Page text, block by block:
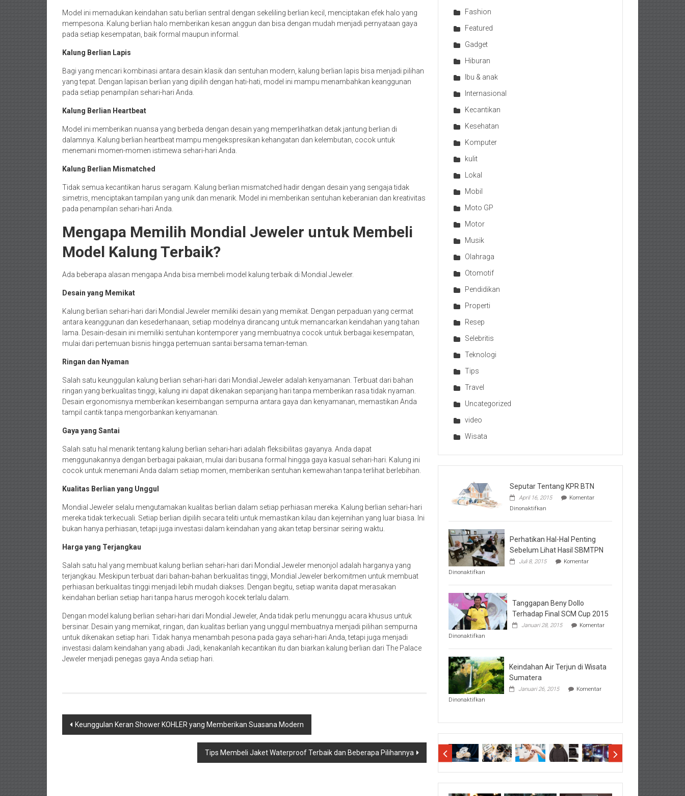
Model ini memadukan keindahan satu berlian sentral dengan sekeliling berlian kecil, menciptakan efek halo yang
mempesona. Kalung berlian halo memberikan kesan anggun dan bisa dengan mudah menjadi pernyataan gaya
pada setiap kesempatan, baik formal maupun informal.
Kalung Berlian Lapis
Bagi yang mencari kombinasi antara desain klasik dan sentuhan modern, kalung berlian lapis bisa menjadi pilihan
yang tepat. Dengan lapisan berlian yang dipilih dengan hati-hati, model ini mampu menambahkan keanggunan
pada setiap penampilan sehari-hari Anda.
Kalung Berlian Heartbeat
Model ini memberikan nuansa yang berbeda dengan desain yang memperlihatkan detak jantung berlian di
dalamnya. Kalung berlian heartbeat mampu mengekspresikan kehangatan dan kelembutan, cocok untuk
menemani momen-momen istimewa sehari-hari Anda.
Kalung Berlian Mismatched
Tidak semua kecantikan harus seragam. Kalung berlian mismatched hadir dengan desain yang sengaja tidak
simetris, menciptakan tampilan yang unik dan menarik. Model ini memberikan sentuhan keberanian dan kreativitas
pada penampilan sehari-hari Anda.
Mengapa Memilih Mondial Jeweler untuk Membeli
Model Kalung Terbaik?
Ada beberapa alasan mengapa Anda bisa membeli model kalung terbaik di Mondial Jeweler.
Desain yang Memikat
Kalung berlian sehari-hari dari Mondial Jeweler memiliki desain yang memikat. Dengan perpaduan yang cermat
antara keanggunan dan kesederhanaan, setiap modelnya dirancang untuk memancarkan keindahan yang tahan
lama. Desain-desain ini memiliki sentuhan kontemporer yang membuatnya cocok untuk berbagai kesempatan,
mulai dari pertemuan bisnis hingga pertemuan santai bersama teman-teman.
Ringan dan Nyaman
Salah satu keunggulan kalung berlian sehari-hari dari Mondial Jeweler adalah kenyamanan. Terbuat dari bahan
ringan yang berkualitas tinggi, kalung ini dapat dikenakan sepanjang hari tanpa memberikan rasa tidak nyaman.
Desain ergonomisnya memberikan keseimbangan sempurna antara gaya dan kenyamanan, memastikan Anda
tampil cantik tanpa mengorbankan kenyamanan.
Gaya yang Santai
Salah satu hal menarik tentang kalung berlian sehari-hari adalah fleksibilitas gayanya. Anda dapat
menggunakannya dengan berbagai pakaian, mulai dari busana formal hingga gaya kasual sehari-hari. Kalung ini
cocok untuk menemani Anda dalam setiap momen, memberikan sentuhan kemewahan tanpa terlihat berlebihan.
Kualitas Berlian yang Unggul
Mondial Jeweler selalu mengutamakan kualitas berlian dalam setiap perhiasan mereka. Kalung berlian sehari-hari
mereka tidak terkecuali. Setiap berlian dipilih secara teliti untuk memastikan kilau dan kejernihan yang luar biasa. Ini
bukan hanya perhiasan, tetapi juga investasi dalam keindahan yang akan tetap bersinar seiring waktu.
Harga yang Terjangkau
Salah satu hal yang membuat kalung berlian sehari-hari dari Mondial Jeweler menonjol adalah harganya yang
terjangkau. Meskipun terbuat dari bahan-bahan berkualitas tinggi, Mondial Jeweler berkomitmen untuk membuat
perhiasan berkualitas tinggi menjadi lebih mudah diakses. Dengan begitu, setiap wanita dapat merasakan
keindahan berlian setiap hari tanpa harus merogoh kocek terlalu dalam.
Dengan model kalung berlian sehari-hari dari Mondial Jeweler, Anda tidak perlu menunggu acara khusus untuk
bersinar. Desain yang memikat, ringan, dan kualitas berlian yang unggul membuatnya menjadi pilihan sempurna
untuk dikenakan setiap hari. Tidak hanya menambah pesona pada gaya sehari-hari Anda, tetapi juga menjadi
investasi dalam keindahan yang abadi. Jadi, kenakanlah kecantikan itu dan biarkan kalung berlian dari The Palace
Jeweler menjadi penegas gaya Anda setiap hari.
Navigasi
Keunggulan Keran Shower KOHLER yang Memberikan Suasana Modern
Tips Membeli Jaket Waterproof Terbaik dan Beberapa Pilihannya
Fashion
Featured
Gadget
Hiburan
Ibu & anak
Internasional
Kecantikan
Kesehatan
Komputer
kulit
Lokal
Mobil
Moto GP
Motor
Musik
Olahraga
Otomotif
Pendidikan
Properti
Resep
Selebritis
Teknologi
Tips
Travel
Uncategorized
video
Wisata
Seputar Tentang KPR BTN
April 16, 2015
Komentar
Dinonaktifkan
Tentang
BTN
Perhatikan Hal-Hal Penting
Sebelum Lihat Hasil SBMTPN
Juli 8, 2015
Komentar
Dinonaktifkan
Hal-
Hal
Penting
Sebelum
Lihat
Hasil
Tanggapan Beny Dollo
Terhadap Final SCM Cup 2015
Januari 28, 2015
Komentar
Dinonaktifkan
Beny
Dollo
Terhadap
Final
SCM
Cup
Keindahan Air Terjun di Wisata
Sumatera
Januari 26, 2015
Komentar
Dinonaktifkan
Terjun
Sumatera